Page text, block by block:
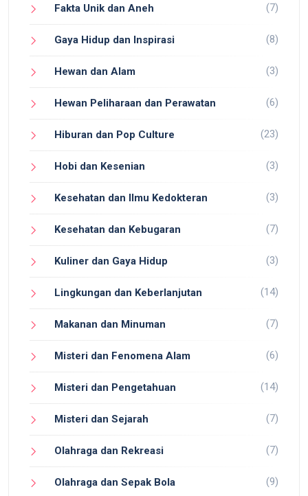
Fakta Unik dan Aneh (7)
Gaya Hidup dan Inspirasi (8)
Hewan dan Alam (3)
Hewan Peliharaan dan Perawatan (6)
Hiburan dan Pop Culture (23)
Hobi dan Kesenian (3)
Kesehatan dan Ilmu Kedokteran (3)
Kesehatan dan Kebugaran (7)
Kuliner dan Gaya Hidup (3)
Lingkungan dan Keberlanjutan (14)
Makanan dan Minuman (7)
Misteri dan Fenomena Alam (6)
Misteri dan Pengetahuan (14)
Misteri dan Sejarah (7)
Olahraga dan Rekreasi (7)
Olahraga dan Sepak Bola (9)